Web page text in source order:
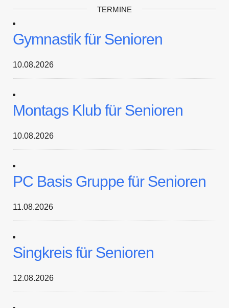
TERMINE
Gymnastik für Senioren
10.08.2026
Montags Klub für Senioren
10.08.2026
PC Basis Gruppe für Senioren
11.08.2026
Singkreis für Senioren
12.08.2026